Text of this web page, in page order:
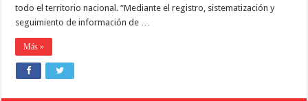
todo el territorio nacional. “Mediante el registro, sistematización y
seguimiento de información de …
Más »